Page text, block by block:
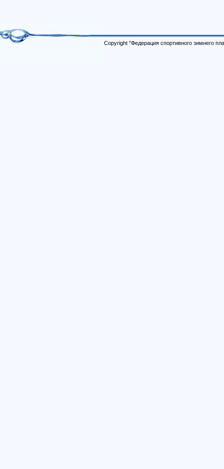
Copyright "Федерация спортивного зимнего